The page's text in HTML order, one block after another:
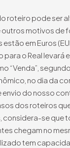
roteiro pode ser
outros motivos de
em Euros
para o Real levará
“Venda”,
no dia da
envio do nosso
dos roteiros
considera-se que
chegam no
tem